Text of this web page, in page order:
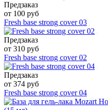
Предзаказ
от 100 руб
Fresh base strong cover 03
Предзаказ
от 310 руб
Fresh base strong cover 02
Предзаказ
от 374 руб
Fresh base strong cover 04